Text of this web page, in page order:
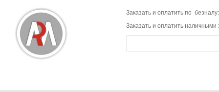
Заказать и оплатить по
Заказать и оплатить наличными